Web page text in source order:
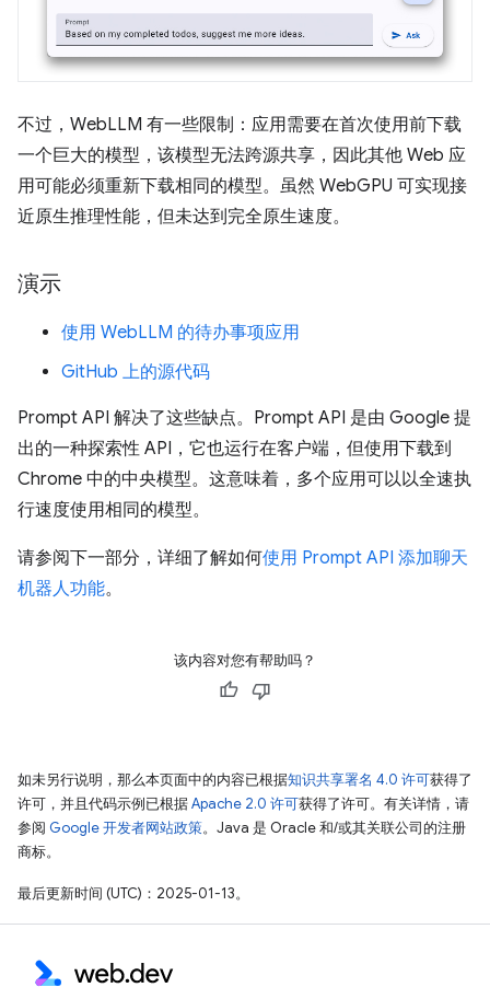
不过，WebLLM 有一些限制：应用需要在首次使用前下载
一个巨大的模型，该模型无法跨源共享，因此其他 Web 应
用可能必须重新下载相同的模型。虽然 WebGPU 可实现接
近原生推理性能，但未达到完全原生速度。
演示
使用 WebLLM 的待办事项应用
GitHub 上的源代码
Prompt API 解决了这些缺点。Prompt API 是由 Google 提
出的一种探索性 API，它也运行在客户端，但使用下载到
Chrome 中的中央模型。这意味着，多个应用可以以全速执
行速度使用相同的模型。
请参阅下一部分，详细了解如何使用 Prompt API 添加聊天
机器人功能。
该内容对您有帮助吗？
如未另行说明，那么本页面中的内容已根据知识共享署名 4.0 许可获得了
许可，并且代码示例已根据Apache 2.0 许可获得了许可。有关详情，请
参阅 Google 开发者网站政策。Java 是 Oracle 和/或其关联公司的注册
商标。
最后更新时间 (UTC)：2025-01-13。